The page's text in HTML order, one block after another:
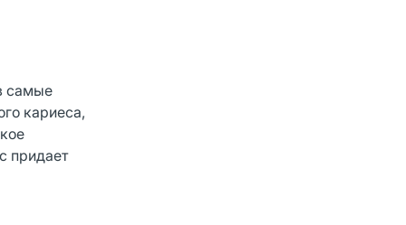
самые
кариеса,
придает